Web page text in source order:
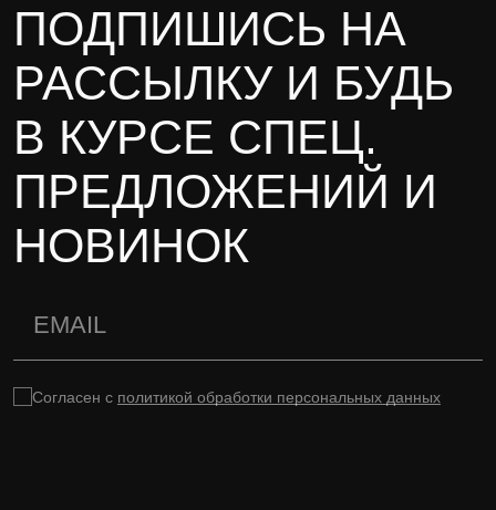
ПОДПИШИСЬ НА
РАССЫЛКУ И БУДЬ
В КУРСЕ СПЕЦ.
ПРЕДЛОЖЕНИЙ И
НОВИНОК
Согласен с политикой обработки персональных данных